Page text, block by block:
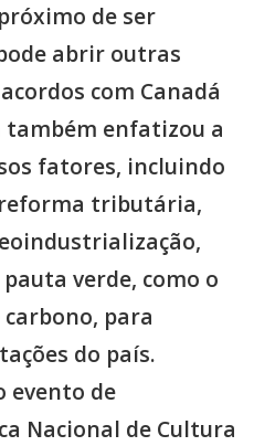
de ser
abrir outras
com Canadá
também enfatizou a
fatores, incluindo
tributária,
verde, como o
para
do país.
evento de
Nacional de Cultura